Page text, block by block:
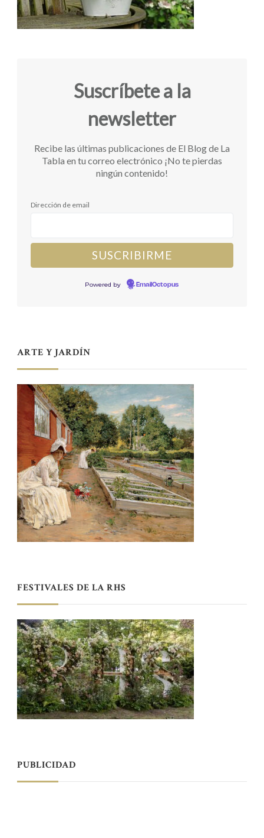
Suscríbete a la
newsletter
Recibe las últimas publicaciones de El Blog de La
Tabla en tu correo electrónico ¡No te pierdas
ningún contenido!
Dirección de email
Powered by EmailOctopus
ARTE Y JARDÍN
FESTIVALES DE LA RHS
PUBLICIDAD